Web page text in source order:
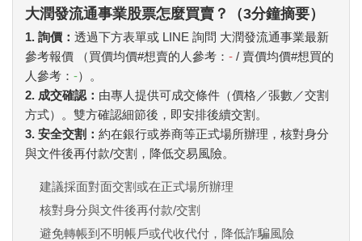
大潤發流通事業股票怎麼買賣？（3分鐘摘要）
1. 詢價： 透過下方表單或 LINE 詢問 大潤發流通事業最新
參考報價 （買價均價#想賣的人參考： - / 賣價均價#想買的
人參考： -）。
2. 成交確認： 由專人提供可成交條件（價格／張數／交割
方式）。雙方確認細節後，即安排後續交割。
3. 安全交割： 約在銀行或券商等正式場所辦理，核對身分
與文件後再付款/交割，降低交易風險。
建議採面對面交割或在正式場所辦理
核對身分與文件後再付款/交割
避免轉帳到不明帳戶或代收代付，降低詐騙風險